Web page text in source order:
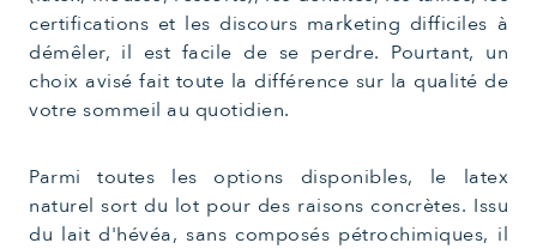
certifications et les discours marketing difficiles à
démêler, il est facile de se perdre. Pourtant, un
choix avisé fait toute la différence sur la qualité de
votre sommeil au quotidien.
Parmi toutes les options disponibles, le latex
naturel sort du lot pour des raisons concrètes. Issu
du lait d'hévéa, sans composés pétrochimiques, il